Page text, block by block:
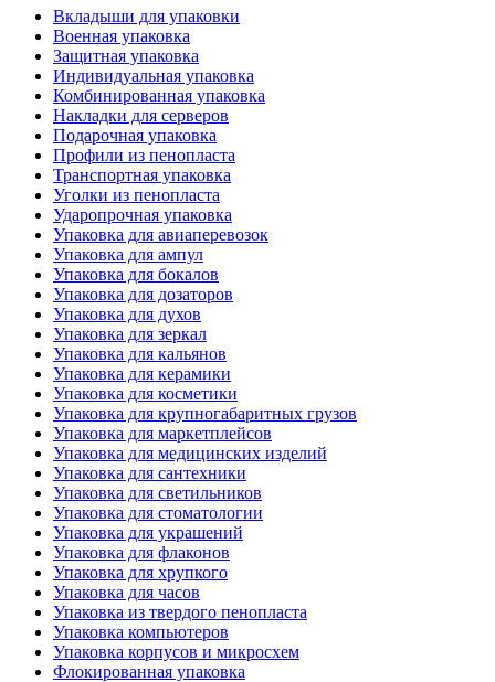
Вкладыши для упаковки
Военная упаковка
Защитная упаковка
Индивидуальная упаковка
Комбинированная упаковка
Накладки для серверов
Подарочная упаковка
Профили из пенопласта
Транспортная упаковка
Уголки из пенопласта
Ударопрочная упаковка
Упаковка для авиаперевозок
Упаковка для ампул
Упаковка для бокалов
Упаковка для дозаторов
Упаковка для духов
Упаковка для зеркал
Упаковка для кальянов
Упаковка для керамики
Упаковка для косметики
Упаковка для крупногабаритных грузов
Упаковка для маркетплейсов
Упаковка для медицинских изделий
Упаковка для сантехники
Упаковка для светильников
Упаковка для стоматологии
Упаковка для украшений
Упаковка для флаконов
Упаковка для хрупкого
Упаковка для часов
Упаковка из твердого пенопласта
Упаковка компьютеров
Упаковка корпусов и микросхем
Флокированная упаковка